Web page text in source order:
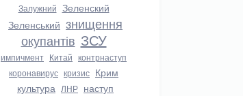
Залужний Зеленский
Зеленський знищення
окупантів ЗСУ
импичмент Китай контрнаступ
коронавирус кризис Крим
культура ЛНР наступ